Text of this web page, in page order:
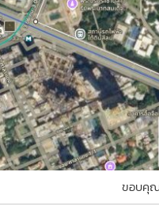
ขอบคุ